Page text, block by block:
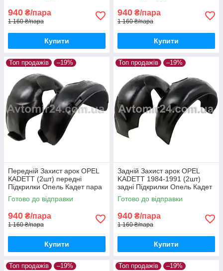
940 ₴/пара
1 160 ₴/пара
Купити
940 ₴/пара
1 160 ₴/пара
Купити
Топ продажів –19%
Передній Захист арок OPEL
КADETT (2шт) передні
Підкрилки Опель Кадет пара
передніх
Готово до відправки
940 ₴/пара
1 160 ₴/пара
Купити
Топ продажів –19%
Задній Захист арок OPEL
KADETT 1984-1991 (2шт)
задні Підкрилки Опель Кадет
пара задніх
Готово до відправки
940 ₴/пара
1 160 ₴/пара
Купити
Топ продажів –19% Топ продажів –19%